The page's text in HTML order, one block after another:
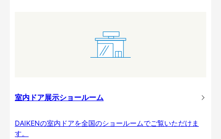
室内ドア展示ショールーム
DAIKENの室内ドアを全国のショールームでご覧いただけま
す。